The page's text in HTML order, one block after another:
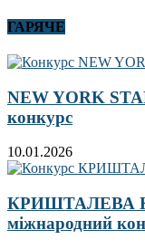
ГАРЯЧЕ
NEW YORK
конкурс
10.01.2026
КРИШТАЛЕВА
міжнародний